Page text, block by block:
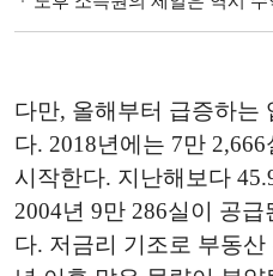
다만, 올해부터 급증하는
다. 2018년에는 7만
시작한다. 지난해보다
2004년 9만 286실이 공급
다. 저금리 기조로 부동